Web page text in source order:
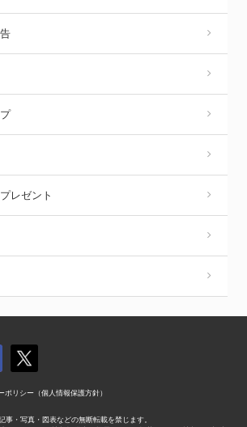
レゼント
ポリシー（個人情報保護方針）
事・写真・図表などの無断転載を禁じます。